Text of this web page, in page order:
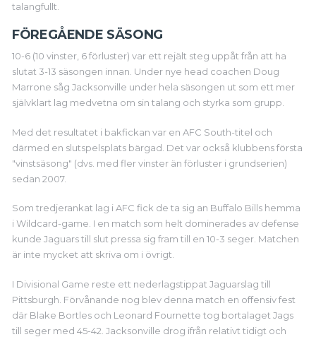
talangfullt.
FÖREGÅENDE SÄSONG
10-6 (10 vinster, 6 förluster) var ett rejält steg uppåt från att ha
slutat 3-13 säsongen innan. Under nye head coachen Doug
Marrone såg Jacksonville under hela säsongen ut som ett mer
självklart lag medvetna om sin talang och styrka som grupp.
Med det resultatet i bakfickan var en AFC South-titel och
därmed en slutspelsplats bärgad. Det var också klubbens första
"vinstsäsong" (dvs. med fler vinster än förluster i grundserien)
sedan 2007.
Som tredjerankat lag i AFC fick de ta sig an Buffalo Bills hemma
i Wildcard-game. I en match som helt dominerades av defense
kunde Jaguars till slut pressa sig fram till en 10-3 seger. Matchen
är inte mycket att skriva om i övrigt.
I Divisional Game reste ett nederlagstippat Jaguarslag till
Pittsburgh. Förvånande nog blev denna match en offensiv fest
där Blake Bortles och Leonard Fournette tog bortalaget Jags
till seger med 45-42. Jacksonville drog ifrån relativt tidigt och